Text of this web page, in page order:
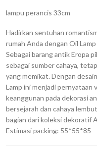
lampu perancis 33cm
Hadirkan sentuhan
rumah Anda dengan Oil
Sebagai barang antik Eropa
sebagai sumber cahaya,
yang memikat. Dengan
Lamp ini menjadi pernyataan
keanggunan pada dekorasi
bersejarah dan cahaya
bagian dari koleksi dekoratif
Estimasi packing: 55*55*85